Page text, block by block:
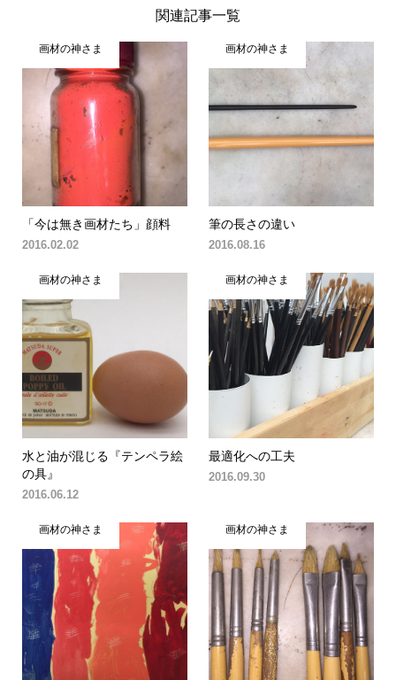
関連記事一覧
画材の神さま
「今は無き画材たち」顔料
2016.02.02
画材の神さま
筆の長さの違い
2016.08.16
画材の神さま
水と油が混じる『テンペラ絵
の具』
2016.06.12
画材の神さま
最適化への工夫
2016.09.30
画材の神さま 画材の神さま